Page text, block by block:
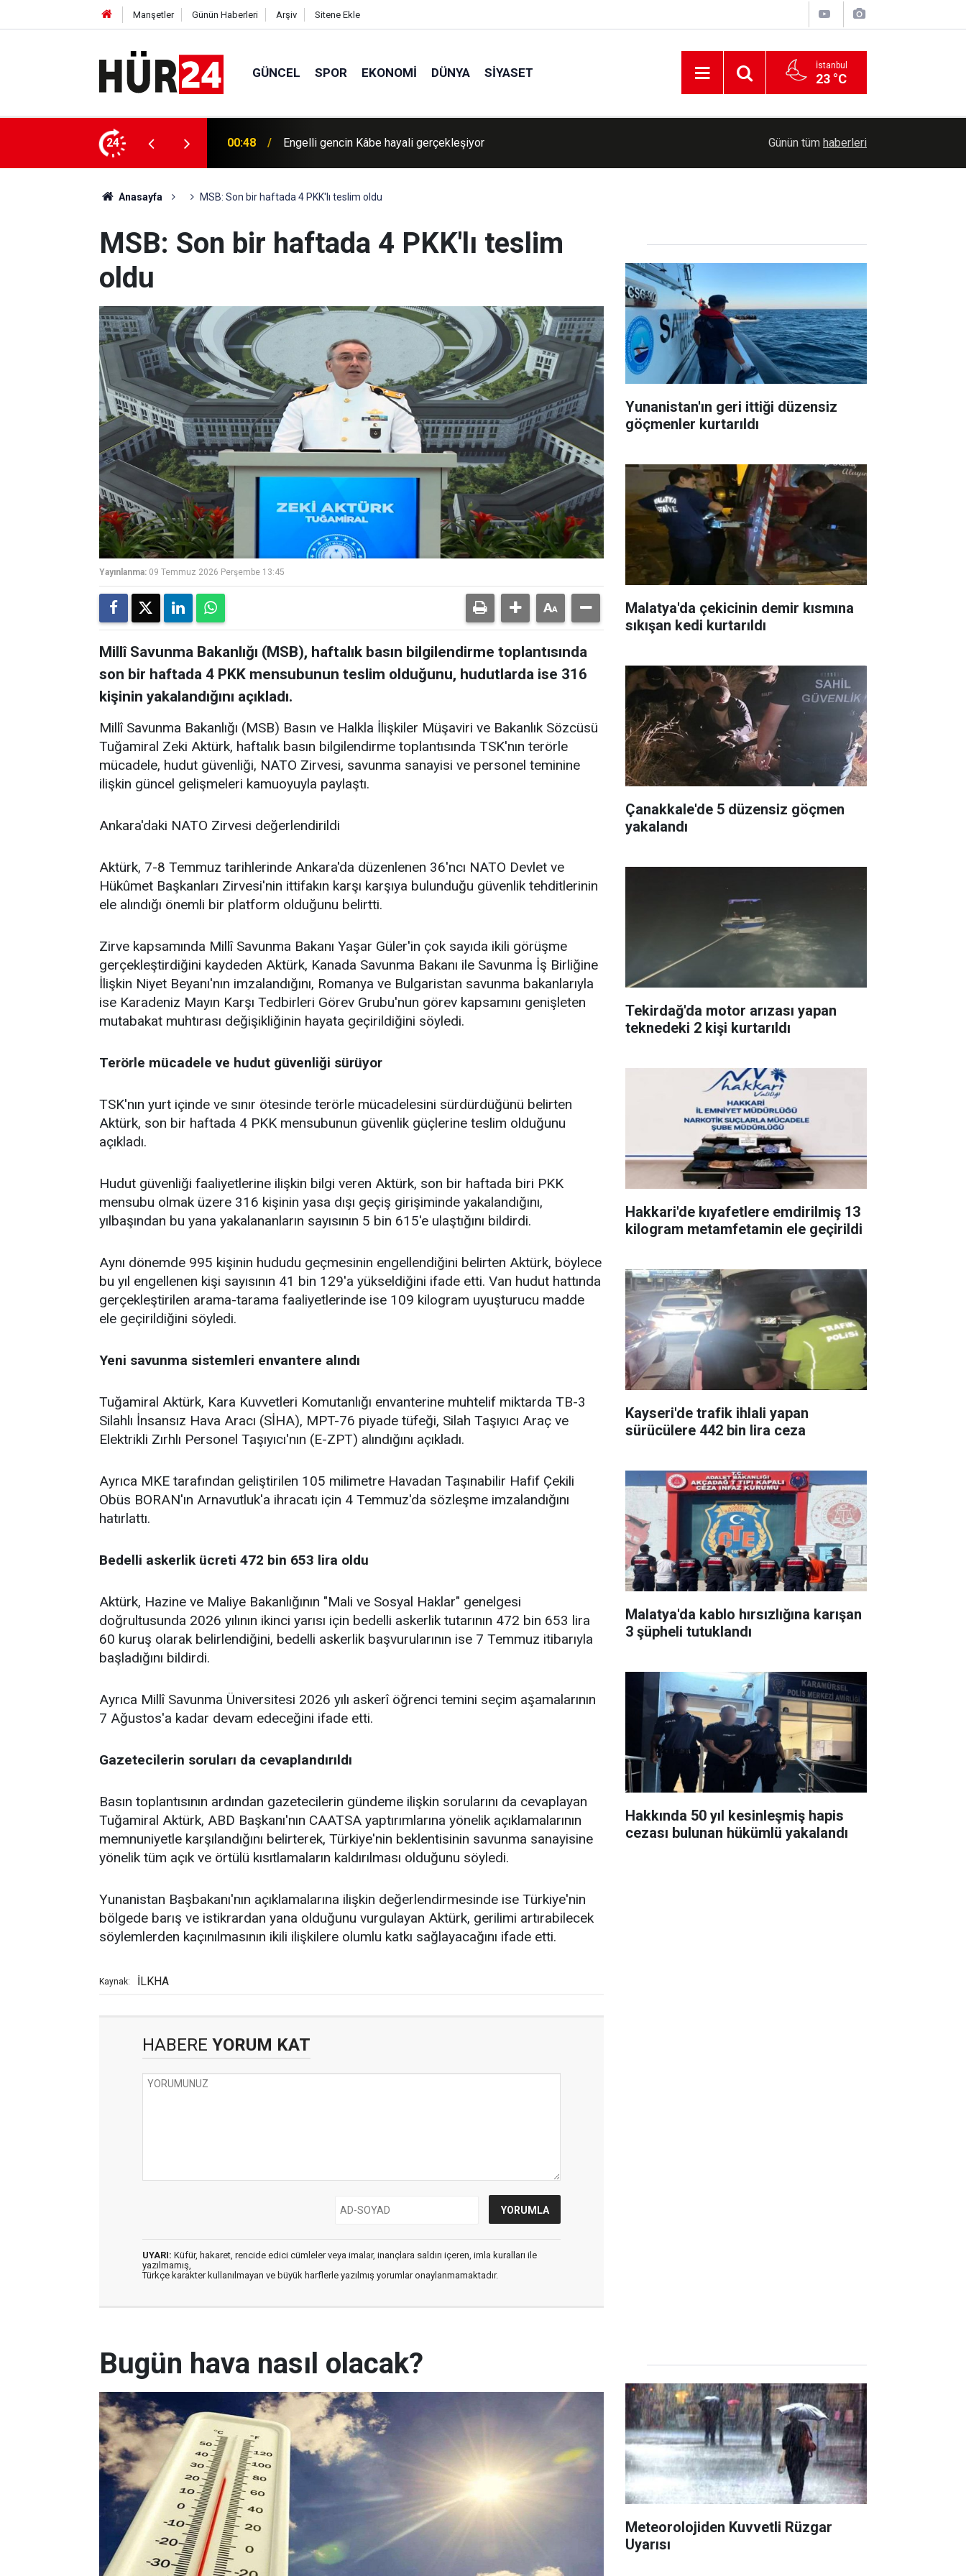
Manşetler Günün Haberleri Arşiv Sitene Ekle
GÜNCEL SPOR EKONOMI DÜNYA SIYASET İstanbul
23 °C
24 00:40 Bugün hava nasıl olacak? Yozgat'ta yeşil mercimek hasadı başladı
Günün tüm haberleri
Anasayfa MSB: Son bir haftada 4 PKK'lı teslim oldu
MSB: Son bir haftada 4 PKK'lı teslim
oldu
Yayınlanma: 09 Temmuz 2026 Perşembe 13:45
Millî Savunma Bakanlığı (MSB), haftalık basın bilgilendirme toplantısında
son bir haftada 4 PKK mensubunun teslim olduğunu, hudutlarda ise 316
kişinin yakalandığını açıkladı.
Millî Savunma Bakanlığı (MSB) Basın ve Halkla İlişkiler Müşaviri ve Bakanlık Sözcüsü
Tuğamiral Zeki Aktürk, haftalık basın bilgilendirme toplantısında TSK'nın terörle
mücadele, hudut güvenliği, NATO Zirvesi, savunma sanayisi ve personel teminine
ilişkin güncel gelişmeleri kamuoyuyla paylaştı.
Ankara'daki NATO Zirvesi değerlendirildi
Aktürk, 7-8 Temmuz tarihlerinde Ankara'da düzenlenen 36'ncı NATO Devlet ve
Hükûmet Başkanları Zirvesi'nin ittifakın karşı karşıya bulunduğu güvenlik tehditlerinin
ele alındığı önemli bir platform olduğunu belirtti.
Zirve kapsamında Millî Savunma Bakanı Yaşar Güler'in çok sayıda ikili görüşme
gerçekleştirdiğini kaydeden Aktürk, Kanada Savunma Bakanı ile Savunma İş Birliğine
İlişkin Niyet Beyanı'nın imzalandığını, Romanya ve Bulgaristan savunma bakanlarıyla
ise Karadeniz Mayın Karşı Tedbirleri Görev Grubu'nun görev kapsamını genişleten
mutabakat muhtırası değişikliğinin hayata geçirildiğini söyledi.
Terörle mücadele ve hudut güvenliği sürüyor
TSK'nın yurt içinde ve sınır ötesinde terörle mücadelesini sürdürdüğünü belirten
Aktürk, son bir haftada 4 PKK mensubunun güvenlik güçlerine teslim olduğunu
açıkladı.
Hudut güvenliği faaliyetlerine ilişkin bilgi veren Aktürk, son bir haftada biri PKK
mensubu olmak üzere 316 kişinin yasa dışı geçiş girişiminde yakalandığını,
yılbaşından bu yana yakalananların sayısının 5 bin 615'e ulaştığını bildirdi.
Aynı dönemde 995 kişinin hududu geçmesinin engellendiğini belirten Aktürk, böylece
bu yıl engellenen kişi sayısının 41 bin 129'a yükseldiğini ifade etti. Van hudut hattında
gerçekleştirilen arama-tarama faaliyetlerinde ise 109 kilogram uyuşturucu madde
ele geçirildiğini söyledi.
Yeni savunma sistemleri envantere alındı
Tuğamiral Aktürk, Kara Kuvvetleri Komutanlığı envanterine muhtelif miktarda TB-3
Silahlı İnsansız Hava Aracı (SİHA), MPT-76 piyade tüfeği, Silah Taşıyıcı Araç ve
Elektrikli Zırhlı Personel Taşıyıcı'nın (E-ZPT) alındığını açıkladı.
Ayrıca MKE tarafından geliştirilen 105 milimetre Havadan Taşınabilir Hafif Çekili
Obüs BORAN'ın Arnavutluk'a ihracatı için 4 Temmuz'da sözleşme imzalandığını
hatırlattı.
Bedelli askerlik ücreti 472 bin 653 lira oldu
Aktürk, Hazine ve Maliye Bakanlığının "Mali ve Sosyal Haklar" genelgesi
doğrultusunda 2026 yılının ikinci yarısı için bedelli askerlik tutarının 472 bin 653 lira
60 kuruş olarak belirlendiğini, bedelli askerlik başvurularının ise 7 Temmuz itibarıyla
başladığını bildirdi.
Ayrıca Millî Savunma Üniversitesi 2026 yılı askerî öğrenci temini seçim aşamalarının
7 Ağustos'a kadar devam edeceğini ifade etti.
Gazetecilerin soruları da cevaplandırıldı
Basın toplantısının ardından gazetecilerin gündeme ilişkin sorularını da cevaplayan
Tuğamiral Aktürk, ABD Başkanı'nın CAATSA yaptırımlarına yönelik açıklamalarının
memnuniyetle karşılandığını belirterek, Türkiye'nin beklentisinin savunma sanayisine
yönelik tüm açık ve örtülü kısıtlamaların kaldırılması olduğunu söyledi.
Yunanistan Başbakanı'nın açıklamalarına ilişkin değerlendirmesinde ise Türkiye'nin
bölgede barış ve istikrardan yana olduğunu vurgulayan Aktürk, gerilimi artırabilecek
söylemlerden kaçınılmasının ikili ilişkilere olumlu katkı sağlayacağını ifade etti.
Kaynak: İLKHA
HABERE YORUM KAT
UYARI: Küfür, hakaret, rencide edici cümleler veya imalar, inançlara saldırı içeren, imla kuralları ile
yazılmamış,
Türkçe karakter kullanılmayan ve büyük harflerle yazılmış yorumlar onaylanmamaktadır.
Yunanistan'ın geri ittiği düzensiz
göçmenler kurtarıldı
Malatya'da çekicinin demir kısmına
sıkışan kedi kurtarıldı
Çanakkale'de 5 düzensiz göçmen
yakalandı
Tekirdağ'da motor arızası yapan
teknedeki 2 kişi kurtarıldı
Hakkari'de kıyafetlere emdirilmiş 13
kilogram metamfetamin ele geçirildi
Kayseri'de trafik ihlali yapan
sürücülere 442 bin lira ceza
Malatya'da kablo hırsızlığına karışan
3 şüpheli tutuklandı
Hakkında 50 yıl kesinleşmiş hapis
cezası bulunan hükümlü yakalandı
Bugün hava nasıl olacak?
Meteorolojiden Kuvvetli Rüzgar
Uyarısı